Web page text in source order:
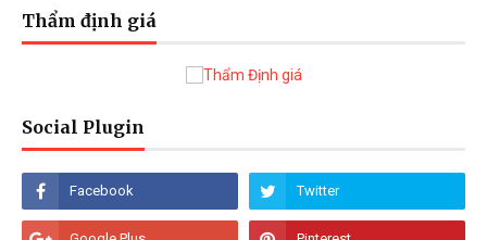
Thẩm định giá
Social Plugin